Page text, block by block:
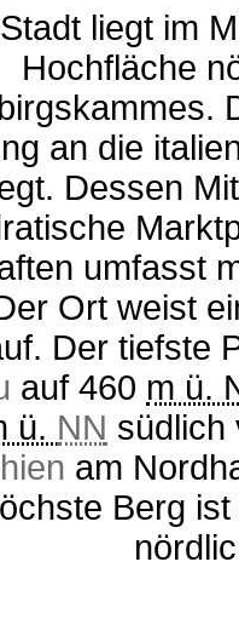
liegt im
Hochfläche
an die
Dessen
umfasst
Ort weist
Der tiefste
auf 460 m ü.
ü. NN südlich
am
Berg